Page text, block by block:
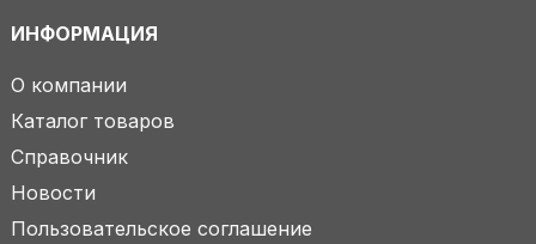
ИНФОРМАЦИЯ
О компании
Каталог товаров
Справочник
Новости
Пользовательское соглашение